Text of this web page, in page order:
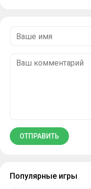
Популярные игры